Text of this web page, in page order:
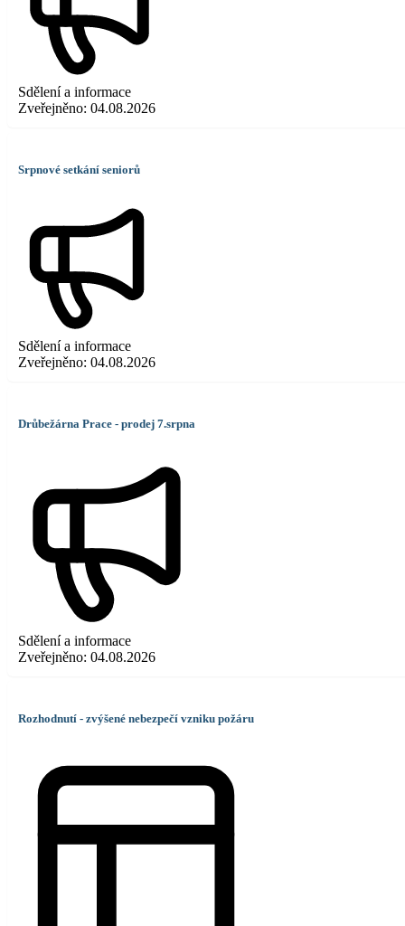
Sdělení a informace
Zveřejněno: 04.08.2026
Srpnové setkání seniorů
Sdělení a informace
Zveřejněno: 04.08.2026
Drůbežárna Prace - prodej 7.srpna
Sdělení a informace
Zveřejněno: 04.08.2026
Rozhodnutí - zvýšené nebezpečí vzniku požáru